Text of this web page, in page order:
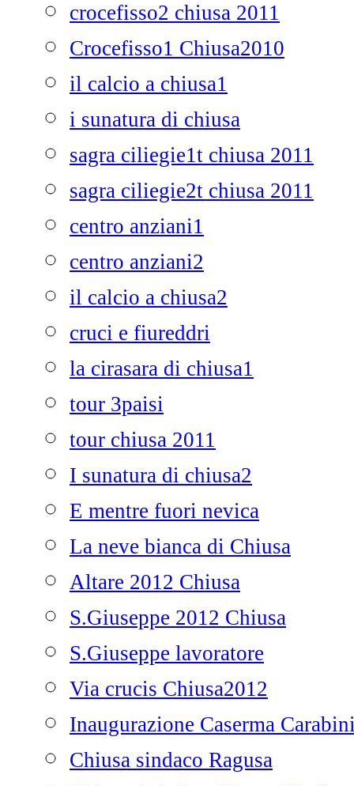
crocefisso2 chiusa 2011
Crocefisso1 Chiusa2010
il calcio a chiusa1
i sunatura di chiusa
sagra ciliegie1t chiusa 2011
sagra ciliegie2t chiusa 2011
centro anziani1
centro anziani2
il calcio a chiusa2
cruci e fiureddri
la cirasara di chiusa1
tour 3paisi
tour chiusa 2011
I sunatura di chiusa2
E mentre fuori nevica
La neve bianca di Chiusa
Altare 2012 Chiusa
S.Giuseppe 2012 Chiusa
S.Giuseppe lavoratore
Via crucis Chiusa2012
Inaugurazione Caserma
Chiusa sindaco Ragusa